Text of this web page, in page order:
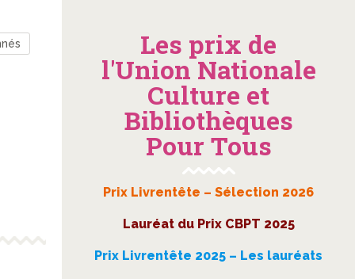
Les prix de
l'Union Nationale
Culture et
Bibliothèques
Pour Tous
Prix Livrentête – Sélection 2026
Lauréat du Prix CBPT 2025
Prix Livrentête 2025 – Les lauréats